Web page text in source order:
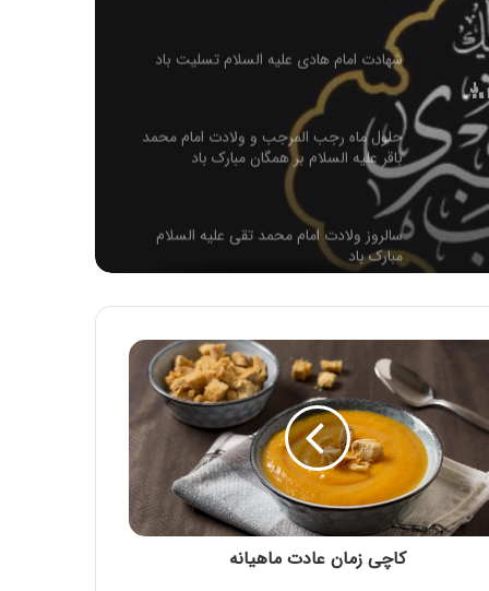
شهادت امام هادی علیه السلام تسلیت باد
حلول ماه رجب المرجب و ولادت امام محمد
باقر علیه السلام بر همگان مبارک باد
سالروز ولادت امام محمد تقی عليه السلام
مبارک باد
حضرت عباس (علیه السلام) تسلیت باد
شهادت حضرت فاطمه زهرا سلام الله علیها
تسلیت باد
حلول ماه ربیع الاول، ماه شادمانی اهل بیت
علیهم السلام مبارک باد
کاچی زمان عادت ماهیانه